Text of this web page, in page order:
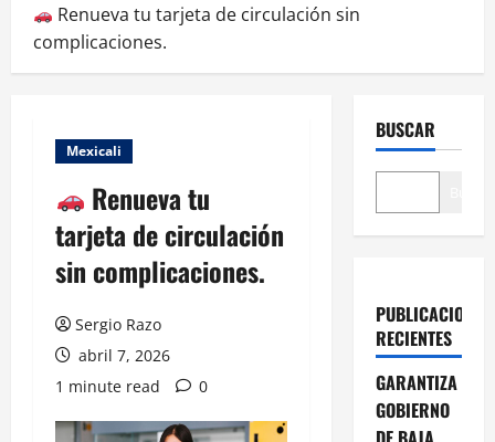
Renueva tu tarjeta de circulación sin
complicaciones.
Mexicali
Renueva tu
tarjeta de circulación
sin complicaciones.
Sergio Razo
abril 7, 2026
1 minute read
0
BUSCAR
PUBLICACIONES
RECIENTES
GARANTIZA
GOBIERNO